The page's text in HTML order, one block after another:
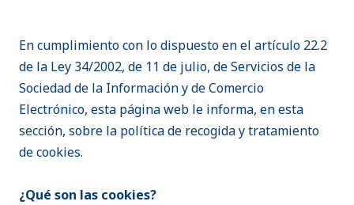
En cumplimiento con lo dispuesto en el artículo 22.2
de la Ley 34/2002, de 11 de julio, de Servicios de la
Sociedad de la Información y de Comercio
Electrónico, esta página web le informa, en esta
sección, sobre la política de recogida y tratamiento
de cookies.
¿Qué son las cookies?